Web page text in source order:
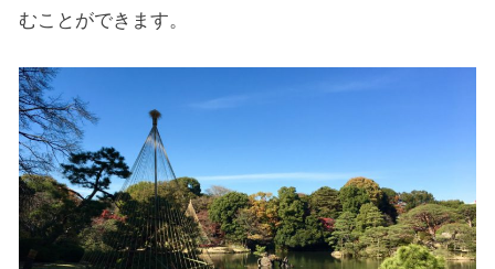
むことができます。